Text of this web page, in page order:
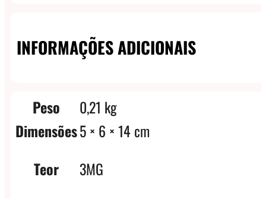
INFORMAÇÕES ADICIONAIS
Peso
0,21 kg
Dimensões5 × 6 × 14 cm
Teor
3MG